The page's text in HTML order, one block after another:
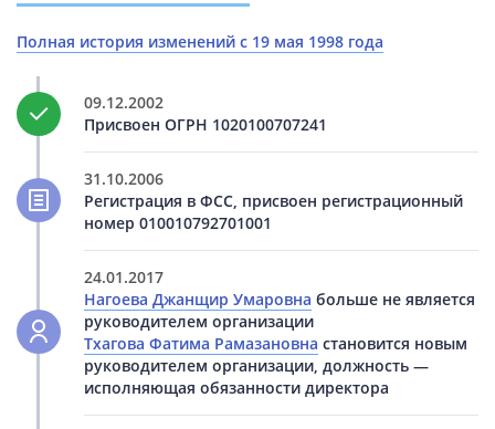
Полная история изменений с 19 мая 1998 года
09.12.2002
Присвоен ОГРН 1020100707241
31.10.2006
Регистрация в ФСС, присвоен регистрационный
номер 010010792701001
24.01.2017
Нагоева Джанщир Умаровна больше не является
руководителем организации
Тхагова Фатима Рамазановна становится новым
руководителем организации, должность —
исполняющая обязанности директора